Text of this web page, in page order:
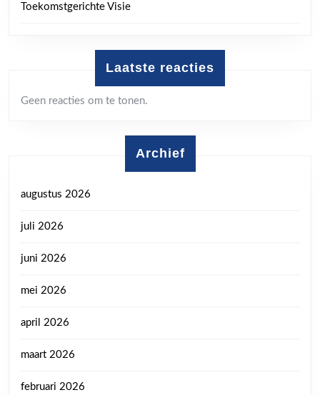
Toekomstgerichte Visie
Laatste reacties
Geen reacties om te tonen.
Archief
augustus 2026
juli 2026
juni 2026
mei 2026
april 2026
maart 2026
februari 2026